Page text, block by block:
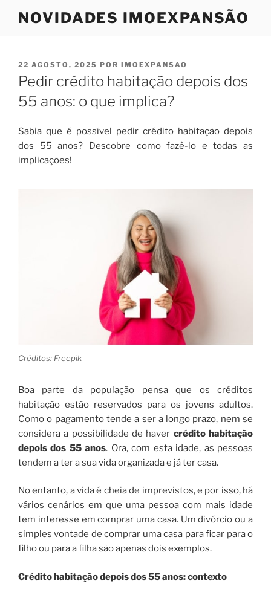
NOVIDADES IMOEXPANSÃO
PUBLICADO
EM
22 AGOSTO, 2025 POR IMOEXPANSAO
Pedir crédito habitação depois dos
55 anos: o que implica?
Sabia que é possível pedir crédito habitação depois
dos 55 anos? Descobre como fazê-lo e todas as
implicações!
Créditos: Freepik
Boa parte da população pensa que os créditos
habitação estão reservados para os jovens adultos.
Como o pagamento tende a ser a longo prazo, nem se
considera a possibilidade de haver crédito habitação
depois dos 55 anos. Ora, com esta idade, as pessoas
tendem a ter a sua vida organizada e já ter casa.
No entanto, a vida é cheia de imprevistos, e por isso, há
vários cenários em que uma pessoa com mais idade
tem interesse em comprar uma casa. Um divórcio ou a
simples vontade de comprar uma casa para ficar para o
filho ou para a filha são apenas dois exemplos.
Crédito habitação depois dos 55 anos: contexto